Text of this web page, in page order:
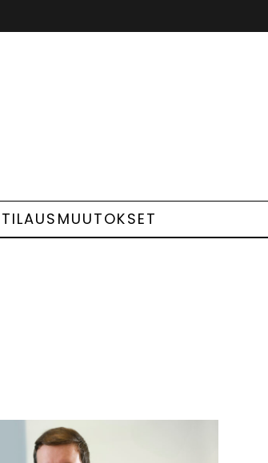
TILAUSMUUTOKSET